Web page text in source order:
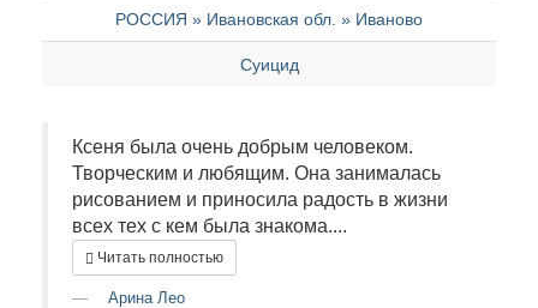
РОССИЯ » Ивановская обл. » Иваново
Суицид
Ксеня была очень добрым человеком.
Творческим и любящим. Она занималась
рисованием и приносила радость в жизни
всех тех с кем была знакома....
Читать полностью
Арина Лео